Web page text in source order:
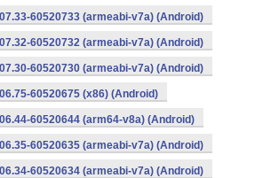
60520733 (armeabi-v7a) (Android)
60520732 (armeabi-v7a) (Android)
60520730 (armeabi-v7a) (Android)
60520675 (x86) (Android)
60520644 (arm64-v8a) (Android)
60520635 (armeabi-v7a) (Android)
60520634 (armeabi-v7a) (Android)